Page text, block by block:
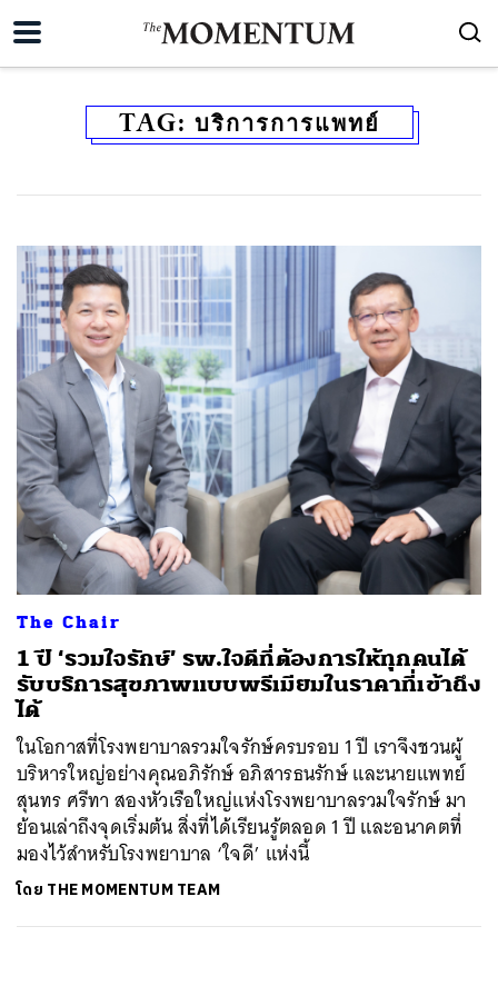
TAG: บริการการแพทย์
The Chair
1 ปี ‘รวมใจรักษ์’ รพ.ใจดีที่ต้องการให้ทุกคนได้
รับบริการสุขภาพแบบพรีเมียมในราคาที่เข้าถึง
ได้
ในโอกาสที่โรงพยาบาลรวมใจรักษ์ครบรอบ 1 ปี เราจึงชวนผู้
บริหารใหญ่อย่างคุณอภิรักษ์ อภิสารธนรักษ์ และนายแพทย์
สุนทร ศรีทา สองหัวเรือใหญ่แห่งโรงพยาบาลรวมใจรักษ์ มา
ย้อนเล่าถึงจุดเริ่มต้น สิ่งที่ได้เรียนรู้ตลอด 1 ปี และอนาคตที่
มองไว้สำหรับโรงพยาบาล ‘ใจดี’ แห่งนี้
โดย THE MOMENTUM TEAM
ค้นหา
SHARE